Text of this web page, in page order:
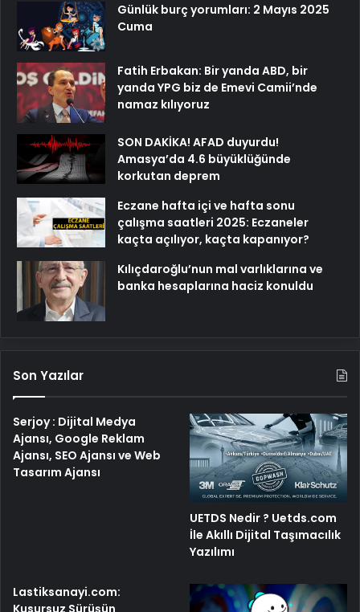
Günlük burç yorumları: 2 Mayıs 2025
Cuma
Fatih Erbakan: Bir yanda ABD, bir
yanda YPG biz de Emevi Camii’nde
namaz kılıyoruz
SON DAKİKA! AFAD duyurdu!
Amasya’da 4.6 büyüklüğünde
korkutan deprem
Eczane hafta içi ve hafta sonu
çalışma saatleri 2025: Eczaneler
kaçta açılıyor, kaçta kapanıyor?
Kılıçdaroğlu’nun mal varlıklarına ve
banka hesaplarına haciz konuldu
Son Yazılar
Serjoy : Dijital Medya
Ajansı, Google Reklam
Ajansı, SEO Ajansı ve Web
Tasarım Ajansı
UETDS Nedir ? Uetds.com
İle Akıllı Dijital Taşımacılık
Yazılımı
Lastiksanayi.com: